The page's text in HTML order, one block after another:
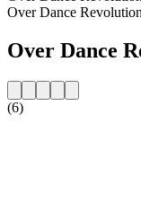
Over Dance Revolution
Over Dance
(6)